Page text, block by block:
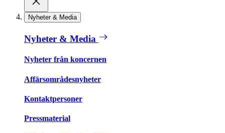
Nyheter & Media
Nyheter & Media
Nyheter från koncernen
Affärsområdesnyheter
Kontaktpersoner
Pressmaterial